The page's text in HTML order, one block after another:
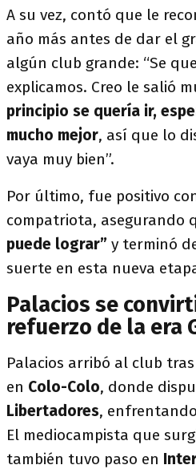
A su vez, contó que le
año más antes de dar el
algún club grande: “Se
explicamos. Creo le salió
principio se quería ir,
mucho mejor, así que lo
vaya muy bien”.
Por último, fue positivo
compatriota, asegurando
puede lograr” y terminó
suerte en esta nueva
Palacios se
refuerzo de la era
Palacios arribó al club
en Colo-Colo, donde
Libertadores,
El mediocampista que
también tuvo paso en